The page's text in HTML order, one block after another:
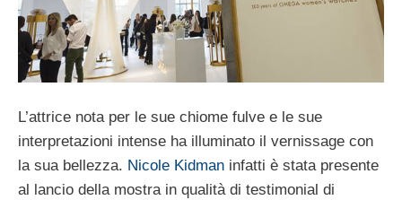
L’attrice nota per le sue chiome fulve e le sue
interpretazioni intense ha illuminato il vernissage con
la sua bellezza. Nicole Kidman infatti è stata presente
al lancio della mostra in qualità di testimonial di